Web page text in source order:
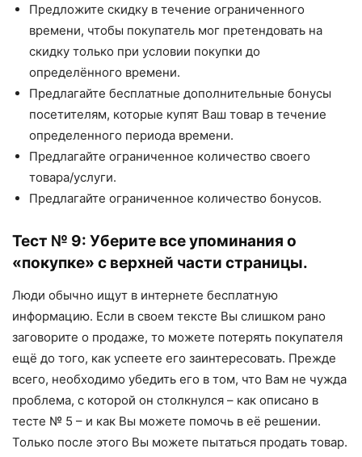
Предложите скидку в течение ограниченного
времени, чтобы покупатель мог претендовать на
скидку только при условии покупки до
определённого времени.
Предлагайте бесплатные дополнительные бонусы
посетителям, которые купят Ваш товар в течение
определенного периода времени.
Предлагайте ограниченное количество своего
товара/услуги.
Предлагайте ограниченное количество бонусов.
Тест № 9: Уберите все упоминания о
«покупке» с верхней части страницы.
Люди обычно ищут в интернете бесплатную
информацию. Если в своем тексте Вы слишком рано
заговорите о продаже, то можете потерять покупателя
ещё до того, как успеете его заинтересовать. Прежде
всего, необходимо убедить его в том, что Вам не чужда
проблема, с которой он столкнулся – как описано в
тесте № 5 – и как Вы можете помочь в её решении.
Только после этого Вы можете пытаться продать товар.